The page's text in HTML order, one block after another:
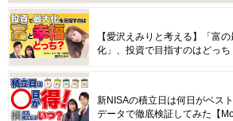
【愛沢えみりと考える】「富
化」、投資で目指すのはどっち
新NISAの積立日は何日がベス
データで徹底検証してみた【